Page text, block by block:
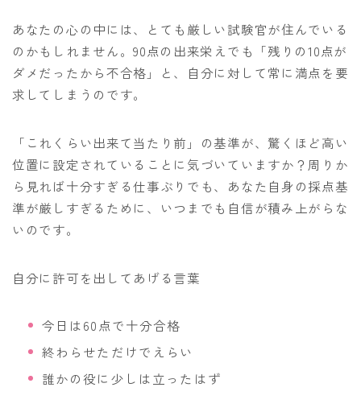
あなたの心の中には、とても厳しい試験官が住んでいる
のかもしれません。90点の出来栄えでも「残りの10点が
ダメだったから不合格」と、自分に対して常に満点を要
求してしまうのです。
「これくらい出来て当たり前」の基準が、驚くほど高い
位置に設定されていることに気づいていますか？周りか
ら見れば十分すぎる仕事ぶりでも、あなた自身の採点基
準が厳しすぎるために、いつまでも自信が積み上がらな
いのです。
自分に許可を出してあげる言葉
今日は60点で十分合格
終わらせただけでえらい
誰かの役に少しは立ったはず